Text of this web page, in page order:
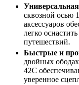
сквозной осью
аксессуаров
легко
путешествий.
Быстрые и
двойных
42C
уверенное